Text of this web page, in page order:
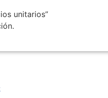
unitarios”